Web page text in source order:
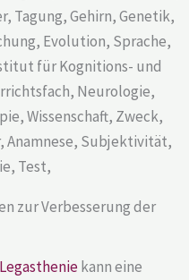
zur Verbesserung der
Legastheniekann eine